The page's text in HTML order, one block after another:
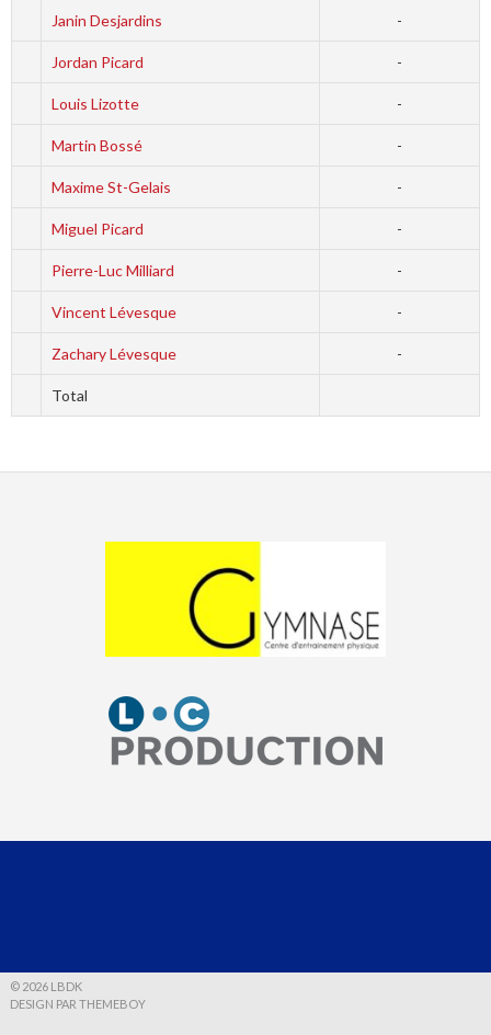
Janin Desjardins -
Jordan Picard -
Louis Lizotte -
Martin Bossé -
Maxime St-Gelais -
Miguel Picard -
Pierre-Luc Milliard -
Vincent Lévesque -
Zachary Lévesque -
Total
© 2026 LBDK
DESIGN PAR THEMEBOY